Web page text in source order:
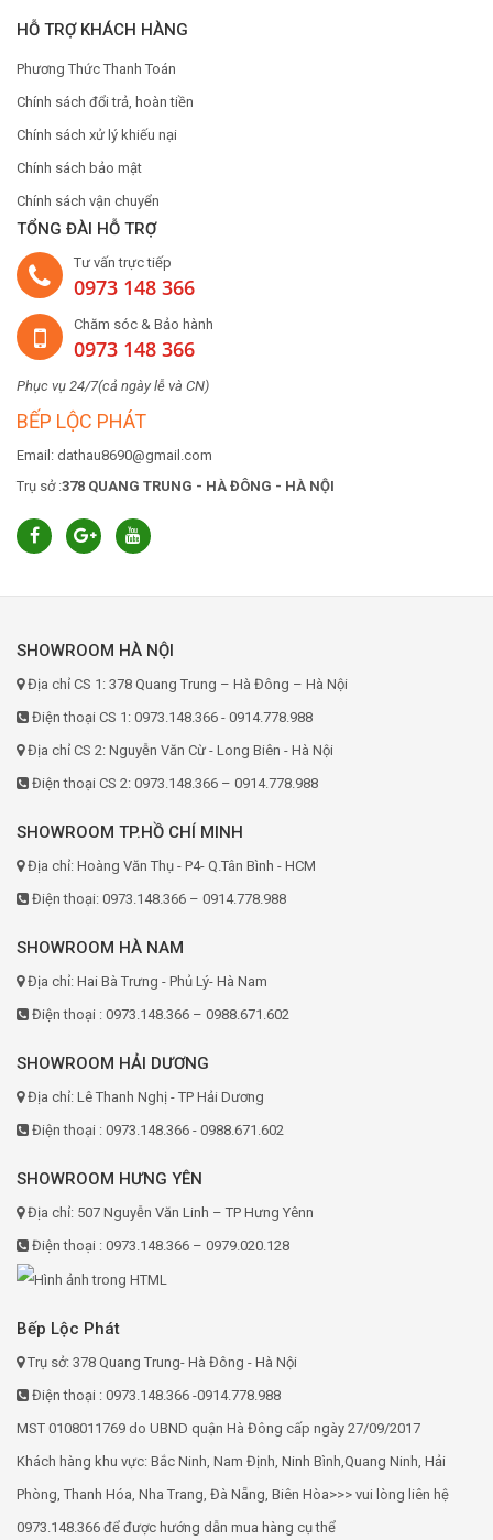
HỖ TRỢ KHÁCH HÀNG
Phương Thức Thanh Toán
Chính sách đổi trả, hoàn tiền
Chính sách xử lý khiếu nại
Chính sách bảo mật
Chính sách vận chuyển
TỔNG ĐÀI HỖ TRỢ
Tư vấn trực tiếp
0973 148 366
Chăm sóc & Bảo hành
0973 148 366
Phục vụ 24/7(cả ngày lễ và CN)
BẾP LỘC PHÁT
Email: dathau8690@gmail.com
Trụ sở :378 QUANG TRUNG - HÀ ĐÔNG - HÀ NỘI
SHOWROOM HÀ NỘI
Địa chỉ CS 1: 378 Quang Trung – Hà Đông – Hà Nội
Điện thoại CS 1: 0973.148.366 - 0914.778.988
Địa chỉ CS 2: Nguyễn Văn Cừ - Long Biên - Hà Nội
Điện thoại CS 2: 0973.148.366 – 0914.778.988
SHOWROOM TP.HỒ CHÍ MINH
Địa chỉ: Hoàng Văn Thụ - P4- Q.Tân Bình - HCM
Điện thoại: 0973.148.366 – 0914.778.988
SHOWROOM HÀ NAM
Địa chỉ: Hai Bà Trưng - Phủ Lý- Hà Nam
Điện thoại : 0973.148.366 – 0988.671.602
SHOWROOM HẢI DƯƠNG
Địa chỉ: Lê Thanh Nghị - TP Hải Dương
Điện thoại : 0973.148.366 - 0988.671.602
SHOWROOM HƯNG YÊN
Địa chỉ: 507 Nguyễn Văn Linh – TP Hưng Yênn
Điện thoại : 0973.148.366 – 0979.020.128
Bếp Lộc Phát
Trụ sở: 378 Quang Trung- Hà Đông - Hà Nội
Điện thoại : 0973.148.366 -0914.778.988
MST 0108011769 do UBND quận Hà Đông cấp ngày 27/09/2017
Khách hàng khu vực: Bắc Ninh, Nam Định, Ninh Bình,Quang Ninh, Hải
Phòng, Thanh Hóa, Nha Trang, Đà Nẵng, Biên Hòa>>> vui lòng liên hệ
0973.148.366 để được hướng dẫn mua hàng cụ thể